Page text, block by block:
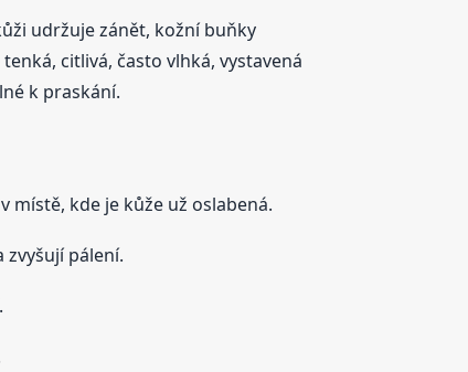
udržuje zánět, kožní buňky
citlivá, často vlhká, vystavená
k praskání.
místě, kde je kůže už oslabená.
pálení.